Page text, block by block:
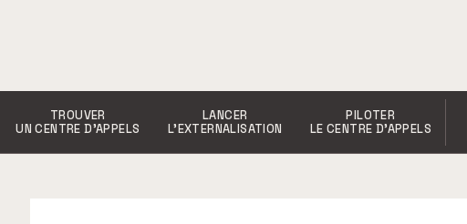
TROUVER
UN CENTRE D’APPELS
LANCER
L’EXTERNALISATION
PILOTER
LE CENTRE D’APPELS